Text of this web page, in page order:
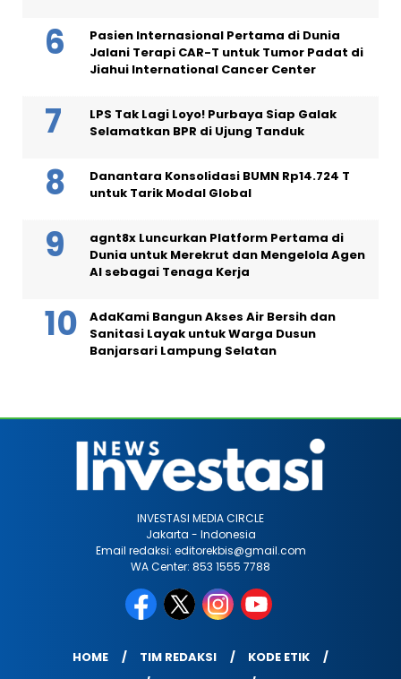
Pasien Internasional Pertama di Dunia
Jalani Terapi CAR-T untuk Tumor Padat di
Jiahui International Cancer Center
LPS Tak Lagi Loyo! Purbaya Siap Galak
Selamatkan BPR di Ujung Tanduk
Danantara Konsolidasi BUMN Rp14.724 T
untuk Tarik Modal Global
agnt8x Luncurkan Platform Pertama di
Dunia untuk Merekrut dan Mengelola Agen
AI sebagai Tenaga Kerja
AdaKami Bangun Akses Air Bersih dan
Sanitasi Layak untuk Warga Dusun
Banjarsari Lampung Selatan
INVESTASI MEDIA CIRCLE
Jakarta - Indonesia
Email redaksi: editorekbis@gmail.com
WA Center: 853 1555 7788
HOME TIM REDAKSI
KODE ETIK